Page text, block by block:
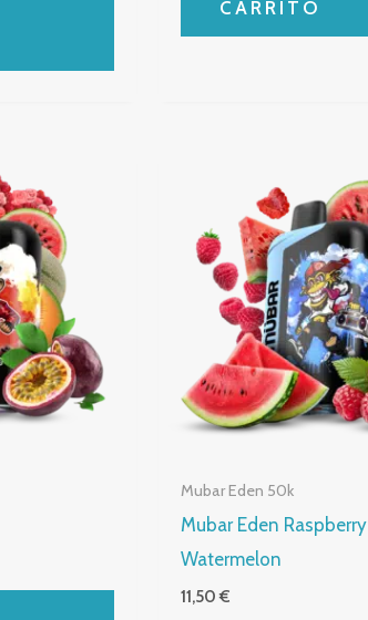
CARRITO
Mubar Eden 50k
Mubar Eden Raspberry
Watermelon
11,50€